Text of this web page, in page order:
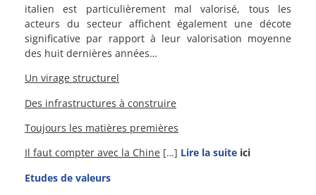
italien est particulièrement mal valorisé, tous les
acteurs du secteur affichent également une décote
significative par rapport à leur valorisation moyenne
des huit dernières années…
Un virage structurel
Des infrastructures à construire
Toujours les matières premières
Il faut compter avec la Chine […] Lire la suite ici
Etudes de valeurs